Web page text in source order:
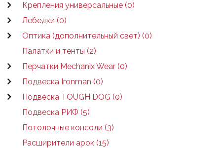
Крепления универсальные (0)
Лебедки (0)
Оптика (дополнительный свет) (0)
Палатки и тенты (2)
Перчатки Mechanix Wear (0)
Подвеска Ironman (0)
Подвеска TOUGH DOG (0)
Подвеска РИФ (5)
Потолочные консоли (3)
Расширители арок (15)